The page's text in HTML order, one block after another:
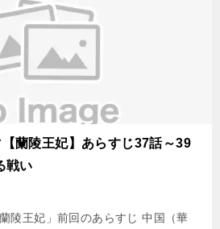
蘭陵王妃】あらすじ37話～39
戦い
陵王妃」前回のあらすじ 中国（華